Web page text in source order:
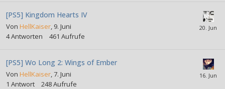
[PS5] Kingdom Hearts IV
Von HellKaiser 9. Juni
4Antworten 461 Aufrufe
[PS5] Wo Long 2: Wings of Ember
Von HellKaiser 7. Juni
1 Antwort 248Aufrufe